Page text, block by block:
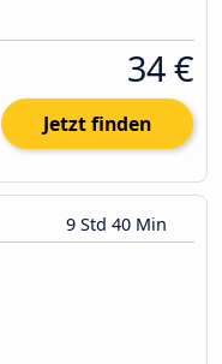
34 €
Jetzt finden
9 Std 40 Min